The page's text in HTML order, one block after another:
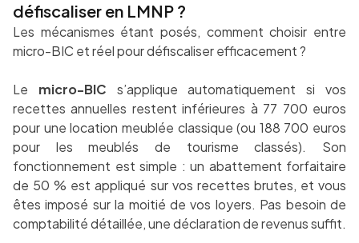
défiscaliser en LMNP ?
Les mécanismes étant posés, comment choisir entre
micro-BIC et réel pour défiscaliser efficacement ?
Le micro-BIC s’applique automatiquement si vos
recettes annuelles restent inférieures à 77 700 euros
pour une location meublée classique (ou 188 700 euros
pour les meublés de tourisme classés). Son
fonctionnement est simple : un abattement forfaitaire
de 50 % est appliqué sur vos recettes brutes, et vous
êtes imposé sur la moitié de vos loyers. Pas besoin de
comptabilité détaillée, une déclaration de revenus suffit.